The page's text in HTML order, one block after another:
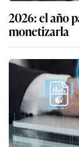
2026: el año
monetizarla